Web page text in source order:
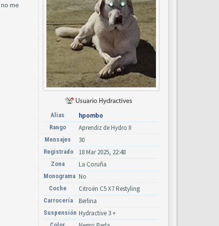
me
Alias hpombo
Rango Aprendiz de Hydro II
Mensajes 30
Registrado 18 Mar 2025, 22:48
Zona La Coruña
Monograma No
Coche Citroën C5 X7 Restyling
Carrocería Berlina
Suspensión Hydractive 3 +